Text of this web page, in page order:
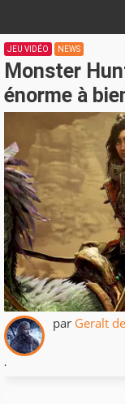
JEU VIDÉO NEWS
Monster
énorme à
par Geralt
.